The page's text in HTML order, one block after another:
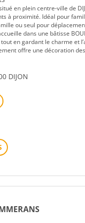
en plein centre-ville de
à proximité. Idéal pour
ou seul pour
dans une bâtisse
en gardant le charme et
offre une décoration
DIJON